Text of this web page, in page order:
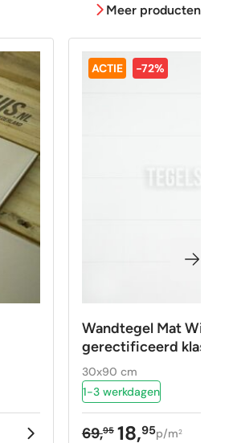
Meer producten
ACTIE -72%
Wandtegel Mat Wit
gerectificeerd klasse 1
30x90 cm
1-3 werkdagen
69,95 18,95p/m2